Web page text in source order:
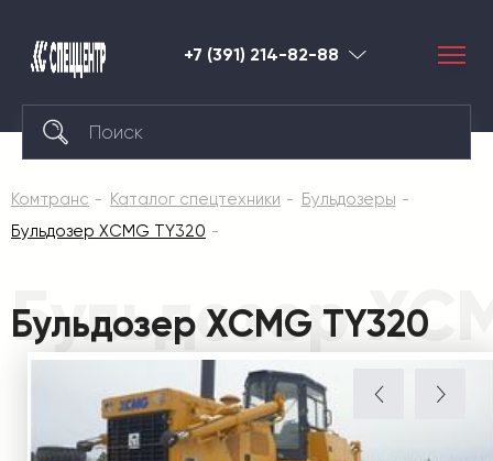
+7 (391) 214-82-88 Красноярск
Комтранс Каталог спецтехники
Бульдозеры
Бульдозер XCMG TY320
Бульдозер
Бульдозер XCMG TY320